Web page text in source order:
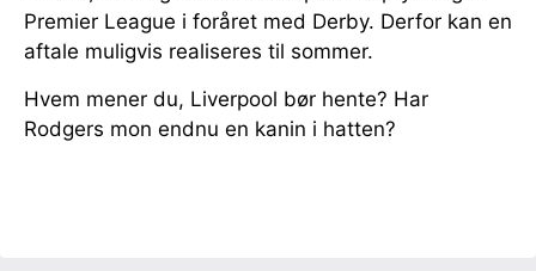
Premier League i foråret med Derby. Derfor kan en
aftale muligvis realiseres til sommer.
Hvem mener du, Liverpool bør hente? Har
Rodgers mon endnu en kanin i hatten?